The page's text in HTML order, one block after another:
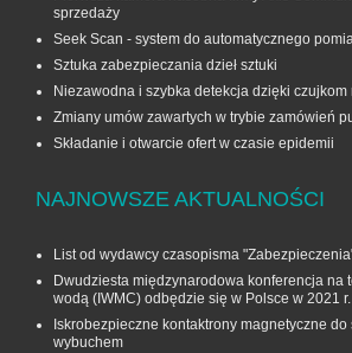
sprzedaży
Seek Scan - system do automatycznego
Sztuka zabezpieczania dzieł sztuki
Niezawodna i szybka detekcja dzięki czujkom
Zmiany umów zawartych w trybie zamówień
Składanie i otwarcie ofert w czasie epidemii
NAJNOWSZE AKTUALNOŚCI
List od wydawcy czasopisma
Dwudziesta międzynarodowa konferencja na
wodą (IWMC) odbędzie się w Polsce w 2021 r.
Iskrobezpieczne kontaktrony magnetyczne do
wybuchem